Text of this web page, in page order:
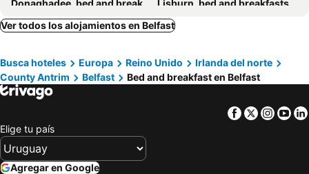
Donaghadee, bed and breakfasts
Lisburn, bed and breakfasts
Crumlin, bed and breakfasts
Dundrum, bed and breakfasts
Downpatrick, bed and breakfasts
Dromore, bed and breakfasts
Hillsborough, bed and breakfasts
Newtownards, bed and breakfasts
Craigavon, bed and breakfasts
Randalstown, bed and breakfasts
Ballygally, bed and breakfasts
Newtownabbey, bed and breakfasts
Ver todos los alojamientos en Belfast
Busca hoteles Europa Reino Unido
Irlanda del norte
County Antrim
Belfast Bed and breakfast en Belfast
Facebook
Twitter
Elige tu país
Agregar en Google